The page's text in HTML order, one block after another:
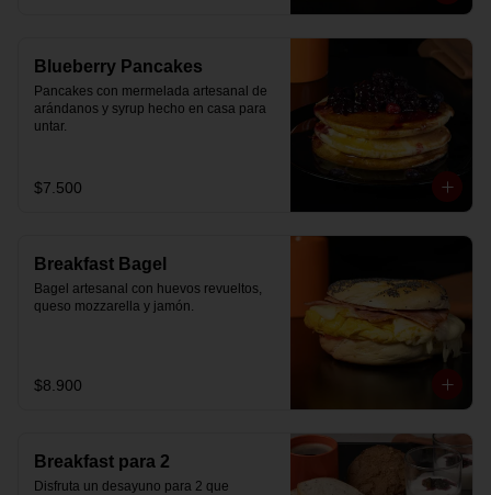
Blueberry Pancakes
Pancakes con mermelada artesanal de
arándanos y syrup hecho en casa para
untar.
$7.500
Breakfast Bagel
Bagel artesanal con huevos revueltos,
queso mozzarella y jamón.
$8.900
Breakfast para 2
Disfruta un desayuno para 2 que